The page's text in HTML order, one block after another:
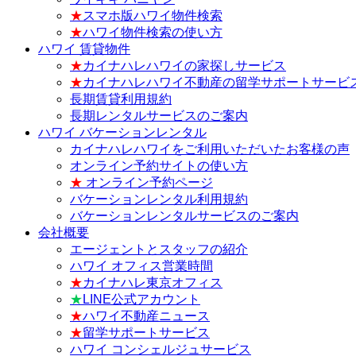
★スマホ版ハワイ物件検索
★ハワイ物件検索の使い方
ハワイ 賃貸物件
★カイナハレハワイの家探しサービス
★カイナハレハワイ不動産の留学サポートサービ
長期賃貸利用規約
長期レンタルサービスのご案内
ハワイ バケーションレンタル
カイナハレハワイをご利用いただいたお客様の声
オンライン予約サイトの使い方
★ オンライン予約ページ
バケーションレンタル利用規約
バケーションレンタルサービスのご案内
会社概要
エージェントとスタッフの紹介
ハワイ オフィス営業時間
★カイナハレ東京オフィス
★ LINE公式アカウント
★ハワイ不動産ニュース
★留学サポートサービス
ハワイ コンシェルジュサービス